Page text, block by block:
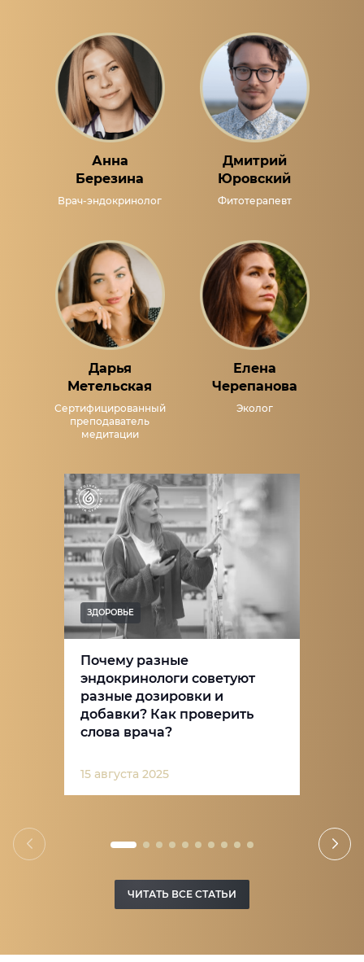
Анна
Березина
Врач-эндокринолог
Дмитрий
Юровский
Фитотерапевт
Дарья
Метельская
Сертифицированный
преподаватель
медитации
Елена
Черепанова
Эколог
ЗДОРОВЬЕ
Почему разные
эндокринологи советуют
разные дозировки и
добавки? Как проверить
слова врача?
15 августа 2025
ЧИТАТЬ ВСЕ СТАТЬИ